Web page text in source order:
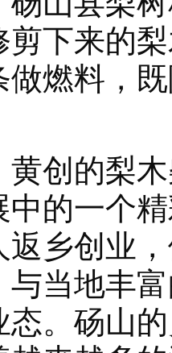
剪下来的
做燃料，
的梨木
中的一个
返乡创业
与当地丰
态。砀山